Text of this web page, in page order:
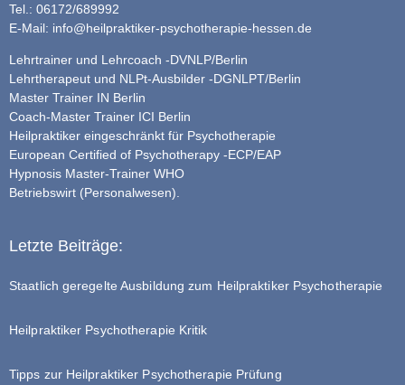
Tel.: 06172/689992
E-Mail: info@heilpraktiker-psychotherapie-hessen.de
Lehrtrainer und Lehrcoach -DVNLP/Berlin
Lehrtherapeut und NLPt-Ausbilder -DGNLPT/Berlin
Master Trainer IN Berlin
Coach-Master Trainer ICI Berlin
Heilpraktiker eingeschränkt für Psychotherapie
European Certified of Psychotherapy -ECP/EAP
Hypnosis Master-Trainer WHO
Betriebswirt (Personalwesen).
Letzte Beiträge:
Staatlich geregelte Ausbildung zum Heilpraktiker Psychotherapie
Heilpraktiker Psychotherapie Kritik
Tipps zur Heilpraktiker Psychotherapie Prüfung